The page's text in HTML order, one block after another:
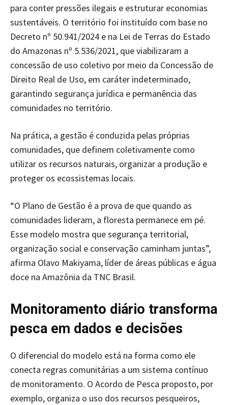
para conter pressões ilegais e estruturar economias
sustentáveis. O território foi instituído com base no
Decreto nº 50.941/2024 e na Lei de Terras do Estado
do Amazonas nº 5.536/2021, que viabilizaram a
concessão de uso coletivo por meio da Concessão de
Direito Real de Uso, em caráter indeterminado,
garantindo segurança jurídica e permanência das
comunidades no território.
Na prática, a gestão é conduzida pelas próprias
comunidades, que definem coletivamente como
utilizar os recursos naturais, organizar a produção e
proteger os ecossistemas locais.
“O Plano de Gestão é a prova de que quando as
comunidades lideram, a floresta permanece em pé.
Esse modelo mostra que segurança territorial,
organização social e conservação caminham juntas”,
afirma Olavo Makiyama, líder de áreas públicas e água
doce na Amazônia da TNC Brasil.
Monitoramento diário transforma
pesca em dados e decisões
O diferencial do modelo está na forma como ele
conecta regras comunitárias a um sistema contínuo
de monitoramento. O Acordo de Pesca proposto, por
exemplo, organiza o uso dos recursos pesqueiros,